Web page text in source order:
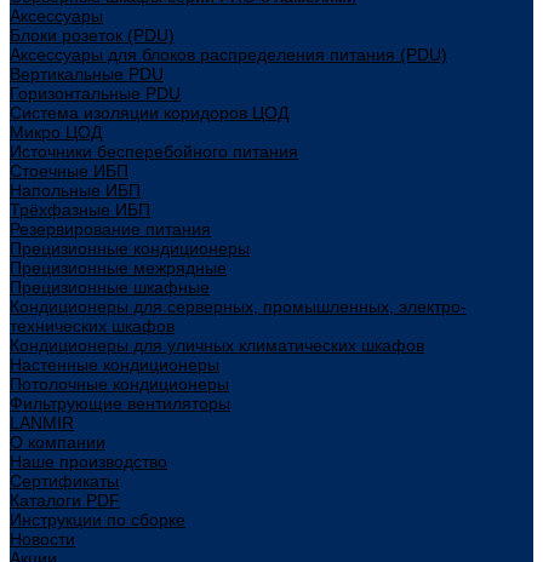
Аксессуары
Блоки розеток (PDU)
Аксессуары для блоков распределения питания (PDU)
Вертикальные PDU
Горизонтальные PDU
Система изоляции коридоров ЦОД
Микро ЦОД
Источники бесперебойного питания
Стоечные ИБП
Напольные ИБП
Трёхфазные ИБП
Резервирование питания
Прецизионные кондиционеры
Прецизионные межрядные
Прецизионные шкафные
Кондиционеры для серверных, промышленных, электро-
технических шкафов
Кондиционеры для уличных климатических шкафов
Настенные кондиционеры
Потолочные кондиционеры
Фильтрующие вентиляторы
LANMIR
О компании
Наше производство
Сертификаты
Каталоги PDF
Инструкции по сборке
Новости